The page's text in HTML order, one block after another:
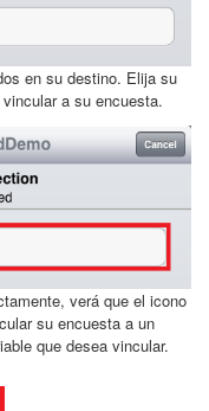
en su destino. Elija su
a su encuesta.
verá que el icono
su encuesta a un
que desea vincular.